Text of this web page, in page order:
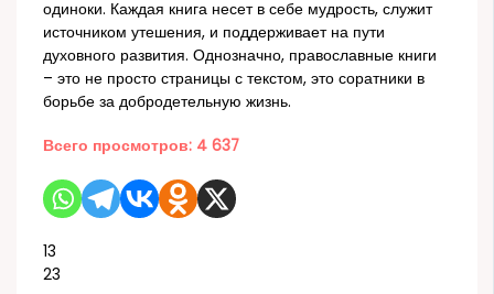
одиноки. Каждая книга несет в себе мудрость, служит
источником утешения, и поддерживает на пути
духовного развития. Однозначно, православные книги
– это не просто страницы с текстом, это соратники в
борьбе за добродетельную жизнь.
Всего просмотров: 4 637
13
23